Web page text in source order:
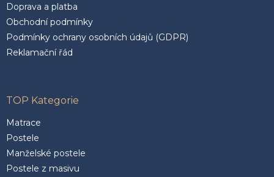
Doprava a platba
Obchodní podmínky
Podmínky ochrany osobních údajů (GDPR)
Reklamační řád
TOP Kategorie
Matrace
Postele
Manželské postele
Postele z masivu